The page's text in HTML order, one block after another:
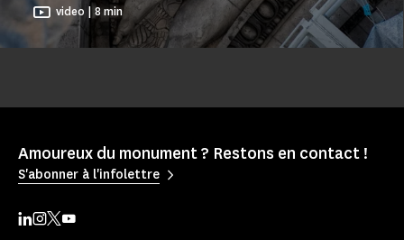
video | 8 min
Amoureux du monument ? Restons en contact !
S'abonner à l'infolettre